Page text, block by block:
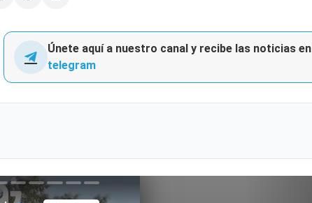
Únete aquí a nuestro canal y recibe las noticias en
telegram